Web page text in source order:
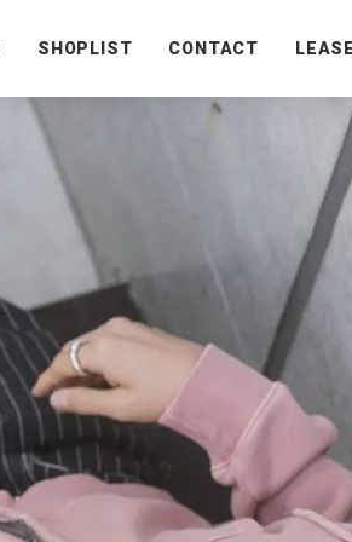
SHOPLIST CONTACT LEASE